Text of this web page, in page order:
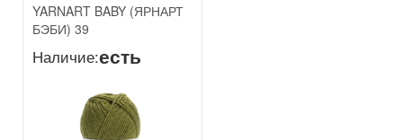
YARNART BABY (ЯРНАРТ
БЭБИ) 39
Наличие:есть